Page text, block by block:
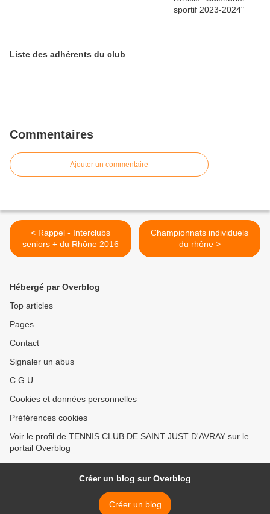
Liste des adhérents du club
Commentaires
Ajouter un commentaire
< Rappel - Interclubs
seniors + du Rhône 2016
Championnats individuels
du rhône >
Hébergé par Overblog
Top articles
Pages
Contact
Signaler un abus
C.G.U.
Cookies et données personnelles
Préférences cookies
Voir le profil de TENNIS CLUB DE SAINT JUST D'AVRAY sur le
portail Overblog
Créer un blog sur Overblog
Créer un blog